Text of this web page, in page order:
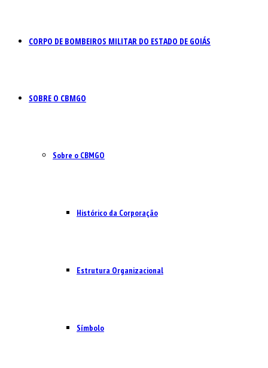
CORPO DE BOMBEIROS MILITAR DO ESTADO DE GOIÁS
SOBRE O CBMGO
Sobre o CBMGO
Histórico da Corporação
Estrutura Organizacional
Símbolo